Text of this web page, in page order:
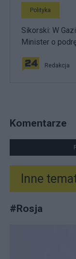
Polityka
Sikorski: W
Minister o
Redakcja
Komentarze
Inne
#Rosja